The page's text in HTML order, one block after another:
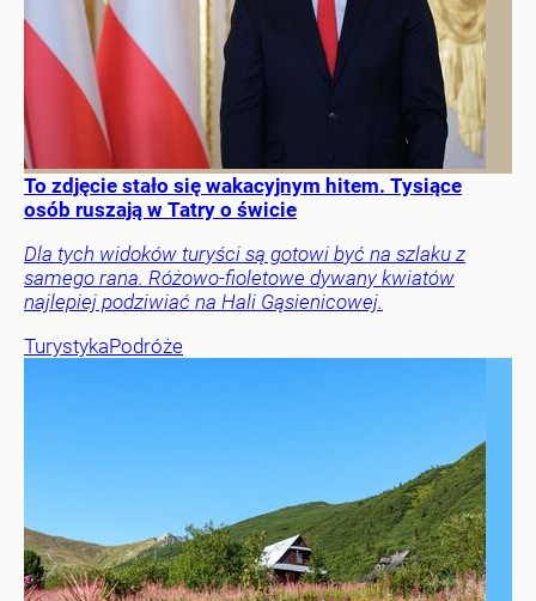
To zdjęcie stało się wakacyjnym hitem. Tysiące
osób ruszają w Tatry o świcie
Dla tych widoków turyści są gotowi być na szlaku z
samego rana. Różowo-fioletowe dywany kwiatów
najlepiej podziwiać na Hali Gąsienicowej.
TurystykaPodróże